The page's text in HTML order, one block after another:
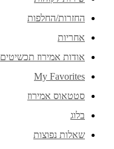
החזרות/החלפות
אחריות
אודות אמירוז תכשיטים
My Favorites
סטטאוס אמירוז
בלוג
שאלות נפוצות